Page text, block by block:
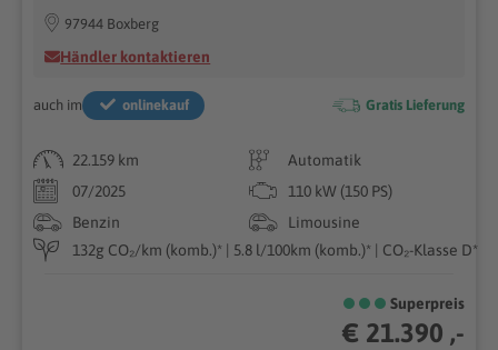
97944 Boxberg
Händler kontaktieren
auch im onlinekauf Gratis Lieferung
22.159 km
Automatik
07/2025
110 kW (150 PS)
Benzin
Limousine
132g CO₂/km (komb.)* | 5.8 l/100km (komb.)* | CO₂-Klasse D*
Superpreis
€ 21.390 ,-